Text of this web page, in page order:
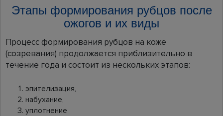
Этапы формирования рубцов после
ожогов и их виды
Процесс формирования рубцов на коже
(созревания) продолжается приблизительно в
течение года и состоит из нескольких этапов:
эпителизация,
набухание,
уплотнение